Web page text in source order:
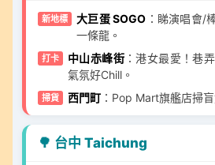
新地標 大巨蛋 SOGO ：睇演唱會/
一條龍。
打卡 中山赤峰街 ：港女最愛！巷
氣氛好Chill。
掃貨 西門町 ：Pop Mart旗艦店掃
🌳 台中 Taichung